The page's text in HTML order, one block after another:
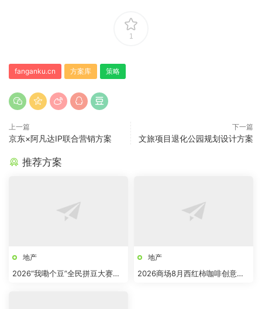
1
fanganku.cn 方案库 策略
上一篇
京东×阿凡达IP联合营销方案
下一篇
文旅项目退化公园规划设计方案
推荐方案
地产
2026“我嘞个豆”全民拼豆大赛主
地产
2026商场8月西红柿咖啡创意市